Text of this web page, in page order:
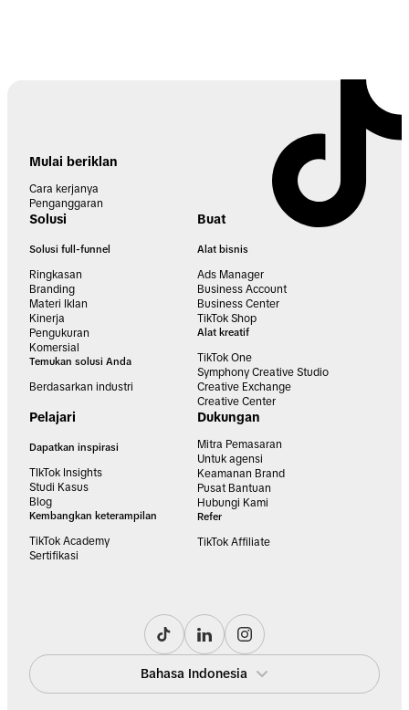
Mulai beriklan
Cara kerjanya
Penganggaran
Solusi
Solusi full-funnel
Ringkasan
Branding
Materi Iklan
Kinerja
Pengukuran
Komersial
Temukan solusi Anda
Berdasarkan industri
Buat
Alat bisnis
Ads Manager
Business Account
Business Center
TikTok Shop
Alat kreatif
TikTok One
Symphony Creative Studio
Creative Exchange
Creative Center
Pelajari
Dapatkan inspirasi
TIkTok Insights
Studi Kasus
Blog
Kembangkan keterampilan
TikTok Academy
Sertifikasi
Dukungan
Mitra Pemasaran
Untuk agensi
Keamanan Brand
Pusat Bantuan
Hubungi Kami
Refer
TikTok Affiliate
Bahasa Indonesia